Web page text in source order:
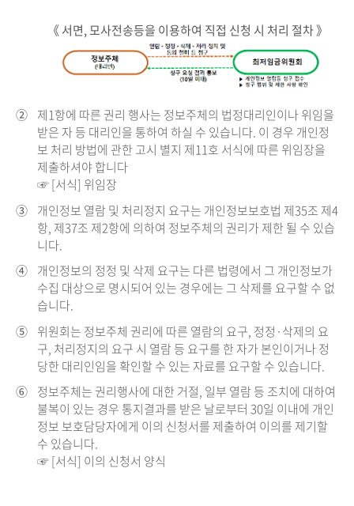
《 서면, 모사전송등을 이용하여 직접 신청 시 처리 절차 》
② 제1항에 따른 권리 행사는 정보주체의 법정대리인이나 위임을
받은 자 등 대리인을 통하여 하실 수 있습니다. 이 경우 개인정
보 처리 방법에 관한 고시 별지 제11호 서식에 따른 위임장을
제출하셔야 합니다
☞ [서식] 위임장
③ 개인정보 열람 및 처리정지 요구는 개인정보보호법 제35조 제4
항, 제37조 제2항에 의하여 정보주체의 권리가 제한 될 수 있습
니다.
④ 개인정보의 정정 및 삭제 요구는 다른 법령에서 그 개인정보가
수집 대상으로 명시되어 있는 경우에는 그 삭제를 요구할 수 없
습니다.
⑤ 위원회는 정보주체 권리에 따른 열람의 요구, 정정·삭제의 요
구, 처리정지의 요구 시 열람 등 요구를 한 자가 본인이거나 정
당한 대리인임을 확인할 수 있는 자료를 요구할 수 있습니다.
⑥ 정보주체는 권리행사에 대한 거절, 일부 열람 등 조치에 대하여
불복이 있는 경우 통지결과를 받은 날로부터 30일 이내에 개인
정보 보호담당자에게 이의 신청서를 제출하여 이의를 제기할
수 있습니다.
☞ [서식] 이의 신청서 양식